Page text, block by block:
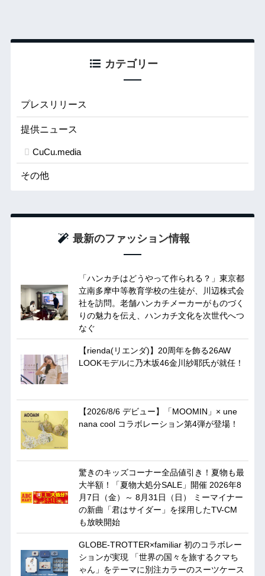
カテゴリー
プレスリリース
提供ニュース
CuCu.media
その他
最新のファッション情報
「ハンカチはどうやって作られる？」東京都
立南多摩中等教育学校の生徒が、川辺株式会
社を訪問。老舗ハンカチメーカーがものづく
りの魅力を伝え、ハンカチ文化を次世代へつ
なぐ
【rienda(リエンダ)】20周年を飾る26AW
LOOKモデルに乃木坂46金川紗耶氏が就任！
【2026/8/6 デビュー】「MOOMIN」× une
nana cool コラボレーション第4弾が登場！
驚きのキッズコーナー全品値引き！夏物も最
大半額！「夏物大処分SALE」開催 2026年8
月7日（金）～ 8月31日（日） ミーマイナー
の新曲「君はサイダー」を採用したTV-CM
も放映開始
GLOBE-TROTTER×familiar 初のコラボレー
ションが実現 「世界の国々を旅するクマち
ゃん」をテーマに別注カラーのスーツケース